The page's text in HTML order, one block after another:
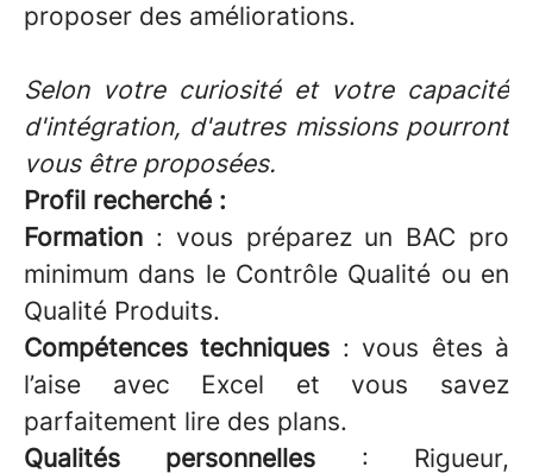
proposer des améliorations.
Selon votre curiosité et votre capacité
d'intégration, d'autres missions pourront
vous être proposées.
Profil recherché :
Formation : vous préparez un BAC pro
minimum dans le Contrôle Qualité ou en
Qualité Produits.
Compétences techniques : vous êtes à
l’aise avec Excel et vous savez
parfaitement lire des plans.
Qualités personnelles : Rigueur,